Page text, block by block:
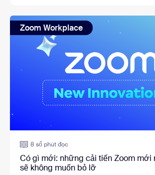
Zoom Workplace
8 số phút đọc
Có gì mới: những cải tiến Zoom mới
sẽ không muốn bỏ lỡ